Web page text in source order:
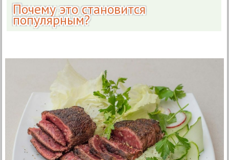
Почему это становится
популярным?